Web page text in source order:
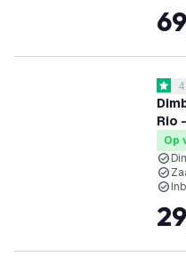
69
Rio
4.9
Op
29